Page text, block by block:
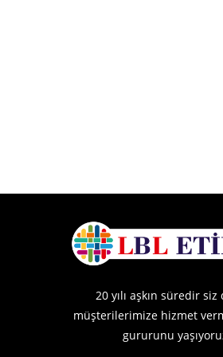
20 yılı aşkın süredir
müşterilerimize hizmet
gururunu